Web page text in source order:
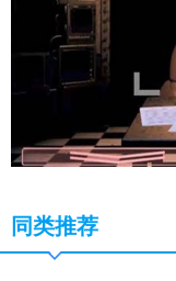
同类推荐